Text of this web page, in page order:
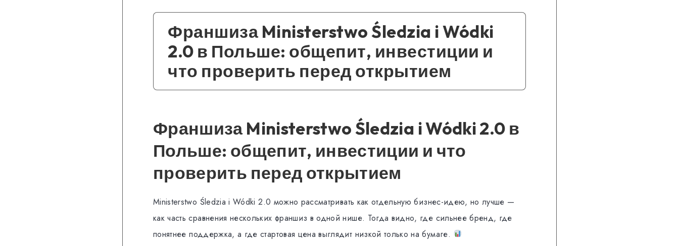
Франшиза Ministerstwo Śledzia i Wódki
2.0 в Польше: общепит, инвестиции и
что проверить перед открытием
Франшиза Ministerstwo Śledzia i Wódki 2.0 в
Польше: общепит, инвестиции и что
проверить перед открытием
Ministerstwo Śledzia i Wódki 2.0 можно рассматривать как отдельную бизнес-идею, но лучше —
как часть сравнения нескольких франшиз в одной нише. Тогда видно, где сильнее бренд, где
понятнее поддержка, а где стартовая цена выглядит низкой только на бумаге.